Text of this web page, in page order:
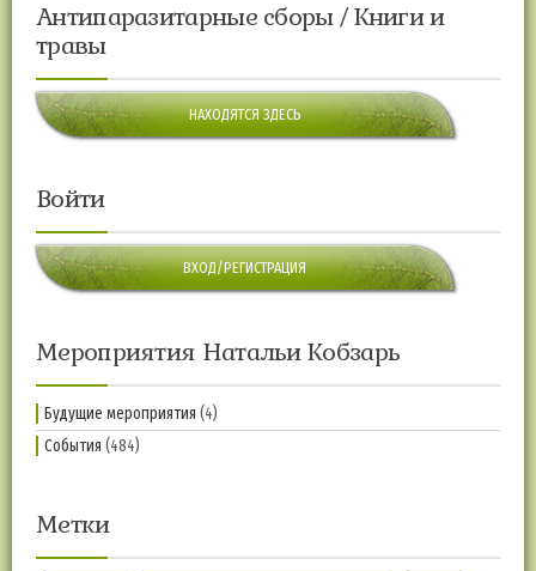
Антипаразитарные сборы / Книги и
травы
НАХОДЯТСЯ ЗДЕСЬ
Войти
ВХОД/РЕГИСТРАЦИЯ
Мероприятия Натальи Кобзарь
Будущие мероприятия (4)
События (484)
Метки